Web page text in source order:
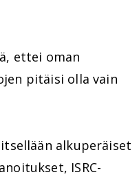
ettei oman
pitäisi olla vain
alkuperäiset
ISRC-